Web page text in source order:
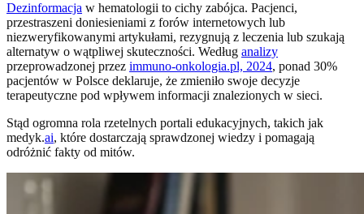
Dezinformacja w hematologii to cichy zabójca. Pacjenci,
przestraszeni doniesieniami z forów internetowych lub
niezweryfikowanymi artykułami, rezygnują z leczenia lub szukają
alternatyw o wątpliwej skuteczności. Według analizy
przeprowadzonej przez immuno-onkologia.pl, 2024, ponad 30%
pacjentów w Polsce deklaruje, że zmieniło swoje decyzje
terapeutyczne pod wpływem informacji znalezionych w sieci.
Stąd ogromna rola rzetelnych portali edukacyjnych, takich jak
medyk.ai, które dostarczają sprawdzonej wiedzy i pomagają
odróżnić fakty od mitów.